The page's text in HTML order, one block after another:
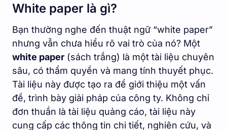
White paper là gì?
Bạn thường nghe đến thuật ngữ “white paper”
nhưng vẫn chưa hiểu rõ vai trò của nó? Một
white paper (sách trắng) là một tài liệu chuyên
sâu, có thẩm quyền và mang tính thuyết phục.
Tài liệu này được tạo ra để giới thiệu một vấn
đề, trình bày giải pháp của công ty. Không chỉ
đơn thuần là tài liệu quảng cáo, tài liệu này
cung cấp các thông tin chi tiết, nghiên cứu, và